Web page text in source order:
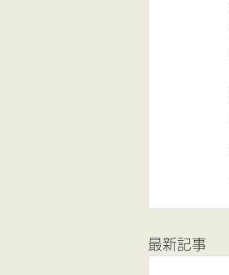
最新記事